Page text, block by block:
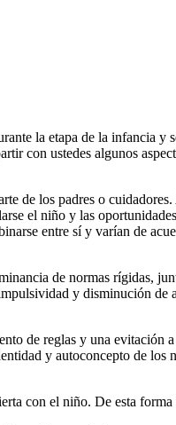
la etapa de la infancia y
con ustedes algunos
de los padres o cuidadores.
el niño y las
entre sí y varían de
de normas rígidas,
y disminución de
de reglas y una evitación
y autoconcepto de los
con el niño. De esta forma